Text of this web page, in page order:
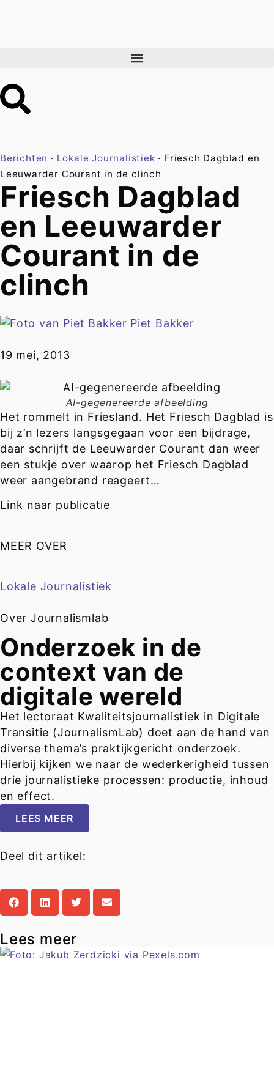
Berichten · Lokale Journalistiek · Friesch Dagblad en
Leeuwarder Courant in de clinch
Friesch Dagblad
en Leeuwarder
Courant in de
clinch
Piet Bakker
19 mei, 2013
AI-gegenereerde afbeelding
Het rommelt in Friesland. Het Friesch Dagblad is
bij z’n lezers langsgegaan voor een bijdrage,
daar schrijft de Leeuwarder Courant dan weer
een stukje over waarop het Friesch Dagblad
weer aangebrand reageert…
Link naar publicatie
MEER OVER
Lokale Journalistiek
Over Journalismlab
Onderzoek in de
context van de
digitale wereld
Het lectoraat Kwaliteitsjournalistiek in Digitale
Transitie (JournalismLab) doet aan de hand van
diverse thema’s praktijkgericht onderzoek.
Hierbij kijken we naar de wederkerigheid tussen
drie journalistieke processen: productie, inhoud
en effect.
LEES MEER
Deel dit artikel:
Lees meer